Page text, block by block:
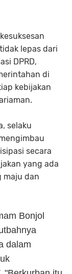
lepas dari
DPRD,
di
kebijakan
selaku
secara
yang ada
maju dan
Bonjol
dalam